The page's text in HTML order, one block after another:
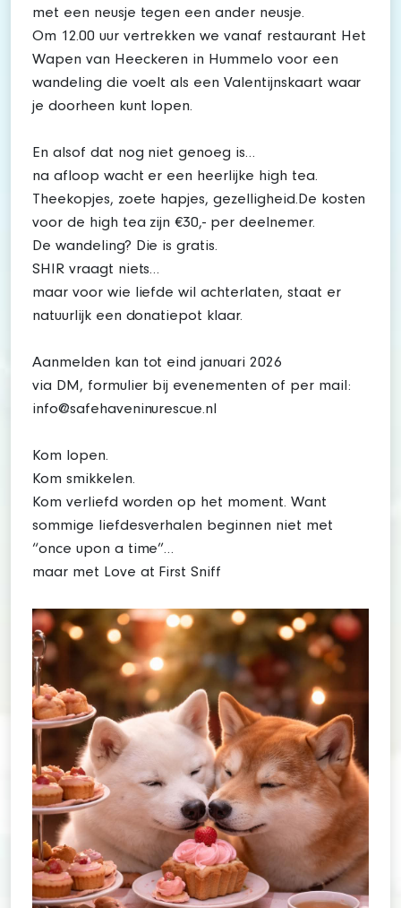
met een neusje tegen een ander neusje.
Om 12.00 uur vertrekken we vanaf restaurant Het
Wapen van Heeckeren in Hummelo voor een
wandeling die voelt als een Valentijnskaart waar
je doorheen kunt lopen.
En alsof dat nog niet genoeg is…
na afloop wacht er een heerlijke high tea.
Theekopjes, zoete hapjes, gezelligheid.De kosten
voor de high tea zijn €30,- per deelnemer.
De wandeling? Die is gratis.
SHIR vraagt niets…
maar voor wie liefde wil achterlaten, staat er
natuurlijk een donatiepot klaar.
Aanmelden kan tot eind januari 2026
via DM, formulier bij evenementen of per mail:
info@safehaveninurescue.nl
Kom lopen.
Kom smikkelen.
Kom verliefd worden op het moment. Want
sommige liefdesverhalen beginnen niet met
“once upon a time”…
maar met Love at First Sniff